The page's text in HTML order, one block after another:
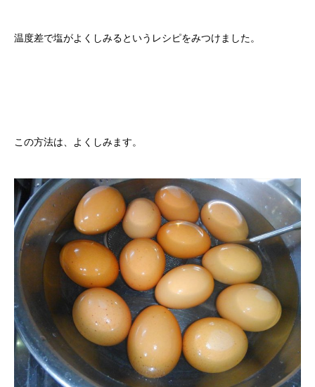
温度差で塩がよくしみるというレシピをみつけました。
この方法は、よくしみます。